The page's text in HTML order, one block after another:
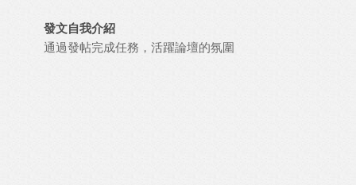
發文自我介紹
通過發帖完成任務，活躍論壇的氛圍